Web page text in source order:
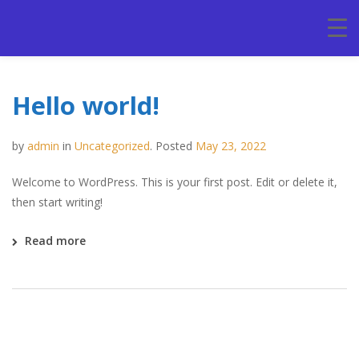
Hello world!
by admin in Uncategorized. Posted May 23, 2022
Welcome to WordPress. This is your first post. Edit or delete it,
then start writing!
Read more